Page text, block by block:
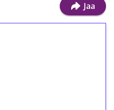
Jaa